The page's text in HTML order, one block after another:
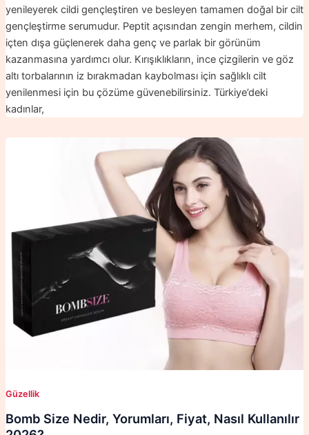
yenileyerek cildi gençleştiren ve besleyen tamamen doğal bir cilt
gençleştirme serumudur. Peptit açısından zengin merhem, cildin
içten dışa güçlenerek daha genç ve parlak bir görünüm
kazanmasına yardımcı olur. Kırışıklıkların, ince çizgilerin ve göz
altı torbalarının iz bırakmadan kaybolması için sağlıklı cilt
yenilenmesi için bu çözüme güvenebilirsiniz. Türkiye’deki
kadınlar,
Güzellik
Bomb Size Nedir, Yorumları, Fiyat, Nasıl Kullanılır